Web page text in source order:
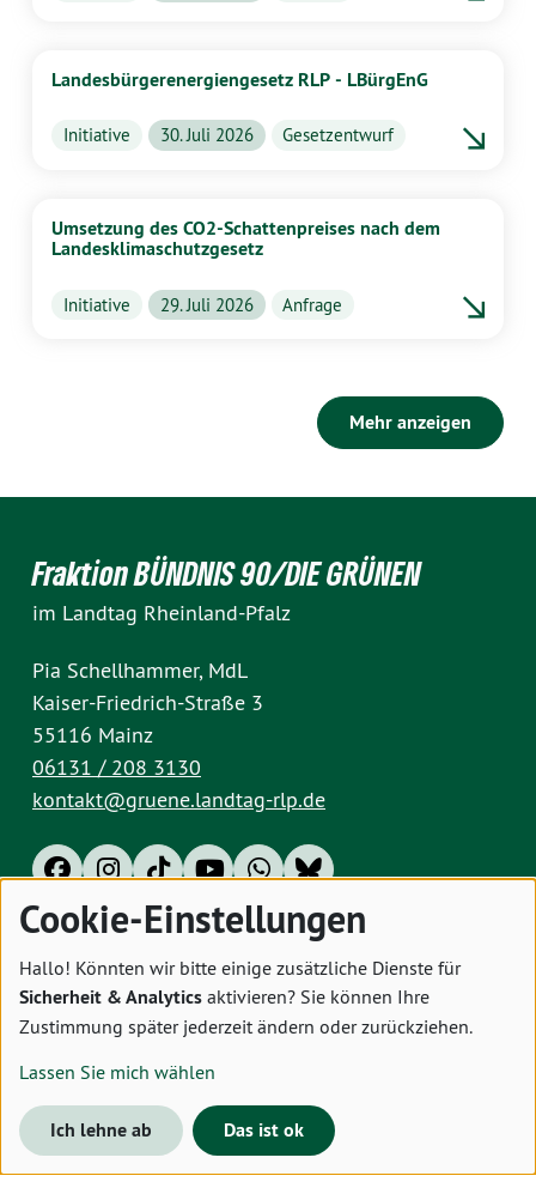
Landesbürgerenergiengesetz RLP - LBürgEnG
Initiative 30. Juli 2026 Gesetzentwurf
Umsetzung des CO2-Schattenpreises nach dem
Landesklimaschutzgesetz
Initiative 29. Juli 2026 Anfrage
Mehr anzeigen
Fraktion BÜNDNIS 90/DIE GRÜNEN
im Landtag Rheinland-Pfalz
Pia Schellhammer, MdL
Kaiser-Friedrich-Straße 3
55116 Mainz
06131 / 208 3130
kontakt@gruene.landtag-rlp.de
Impressum Datenschutz Cookies
Cookie-Einstellungen
Hallo! Könnten wir bitte einige zusätzliche Dienste für
Sicherheit & Analytics aktivieren? Sie können Ihre
Zustimmung später jederzeit ändern oder zurückziehen.
Lassen Sie mich wählen
Ich lehne ab Das ist ok